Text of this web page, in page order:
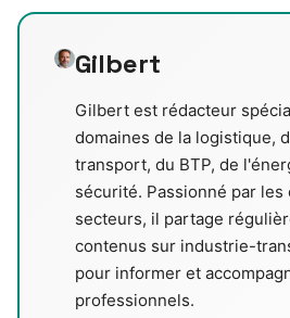
Gilbert
Gilbert est rédacteur
domaines de la logistique,
transport, du BTP, de
sécurité. Passionné par les
secteurs, il partage
contenus sur industrie-
pour informer et
professionnels.